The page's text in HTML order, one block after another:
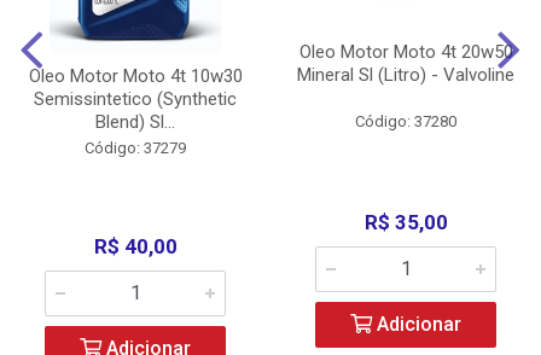
Oleo Motor Moto 4t 10w30
Semissintetico (Synthetic
Blend) Sl...
Código: 37279
R$ 40,00
Adicionar
Oleo Motor Moto 4t 20w50
Mineral Sl (Litro) - Valvoline
Código: 37280
R$ 35,00
Adicionar